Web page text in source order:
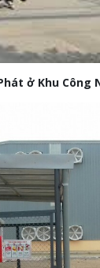
ở Khu Công